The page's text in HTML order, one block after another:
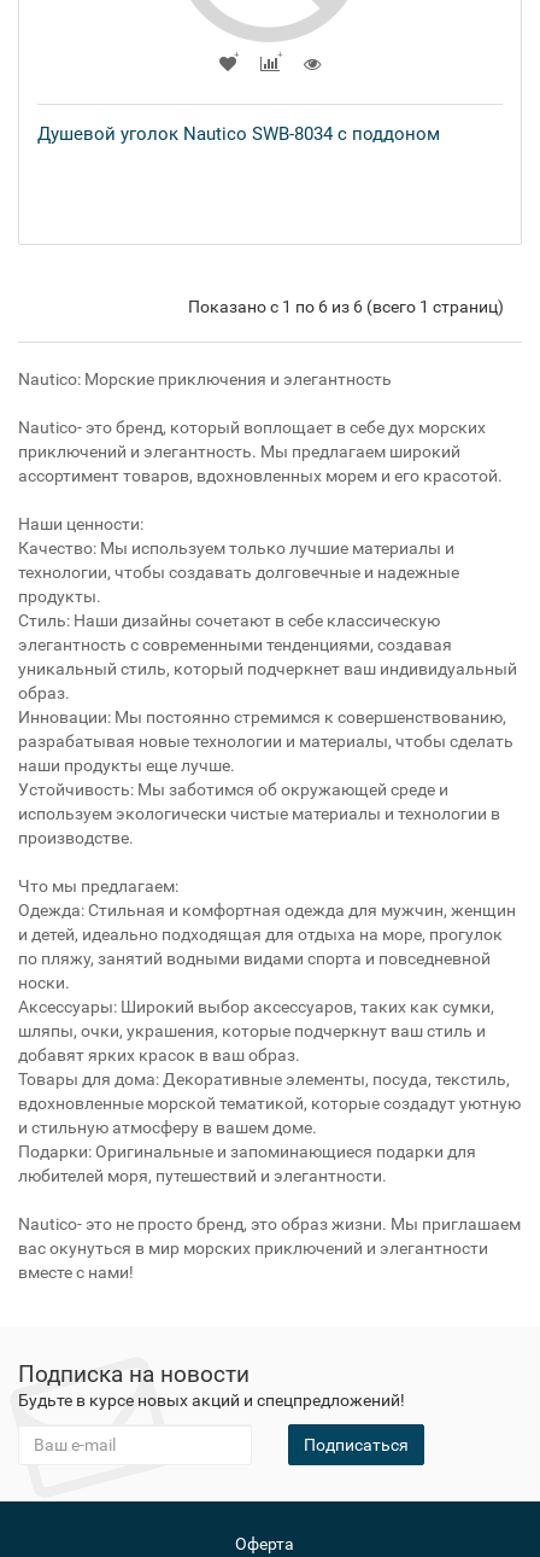
Душевой уголок Nautico SWB-8034 с поддоном
Показано с 1 по 6 из 6 (всего 1 страниц)
Nautico: Морские приключения и элегантность
Nautico- это бренд, который воплощает в себе дух морских
приключений и элегантность. Мы предлагаем широкий
ассортимент товаров, вдохновленных морем и его красотой.
Наши ценности:
Качество: Мы используем только лучшие материалы и
технологии, чтобы создавать долговечные и надежные
продукты.
Стиль: Наши дизайны сочетают в себе классическую
элегантность с современными тенденциями, создавая
уникальный стиль, который подчеркнет ваш индивидуальный
образ.
Инновации: Мы постоянно стремимся к совершенствованию,
разрабатывая новые технологии и материалы, чтобы сделать
наши продукты еще лучше.
Устойчивость: Мы заботимся об окружающей среде и
используем экологически чистые материалы и технологии в
производстве.
Что мы предлагаем:
Одежда: Стильная и комфортная одежда для мужчин, женщин
и детей, идеально подходящая для отдыха на море, прогулок
по пляжу, занятий водными видами спорта и повседневной
носки.
Аксессуары: Широкий выбор аксессуаров, таких как сумки,
шляпы, очки, украшения, которые подчеркнут ваш стиль и
добавят ярких красок в ваш образ.
Товары для дома: Декоративные элементы, посуда, текстиль,
вдохновленные морской тематикой, которые создадут уютную
и стильную атмосферу в вашем доме.
Подарки: Оригинальные и запоминающиеся подарки для
любителей моря, путешествий и элегантности.
Nautico- это не просто бренд, это образ жизни. Мы приглашаем
вас окунуться в мир морских приключений и элегантности
вместе с нами!
Подписка на новости
Будьте в курсе новых акций и спецпредложений!
Подписаться
Оферта